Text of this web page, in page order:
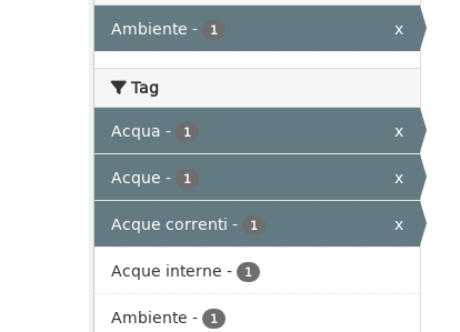
Ambiente - 1 x
Tag
Acqua - 1
x
Acque - 1
x
Acque correnti - 1
x
Acque interne - 1
Ambiente - 1